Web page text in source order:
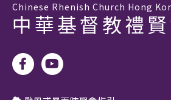
Chinese Rhenish Church Hong
中華基督教禮